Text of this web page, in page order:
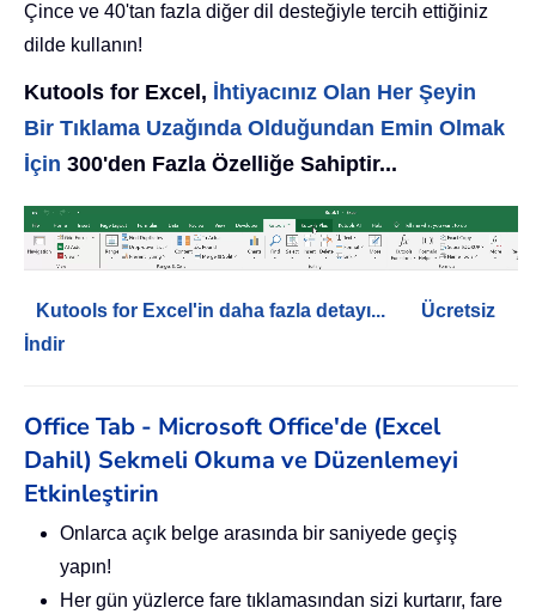
Çince ve 40'tan fazla diğer dil desteğiyle tercih ettiğiniz
dilde kullanın!
Kutools for Excel, İhtiyacınız Olan Her Şeyin
Bir Tıklama Uzağında Olduğundan Emin Olmak
İçin 300'den Fazla Özelliğe Sahiptir...
Kutools for Excel'in daha fazla detayı...
Ücretsiz
İndir
Office Tab - Microsoft Office'de (Excel
Dahil) Sekmeli Okuma ve Düzenlemeyi
Etkinleştirin
Onlarca açık belge arasında bir saniyede geçiş
yapın!
Her gün yüzlerce fare tıklamasından sizi kurtarır, fare